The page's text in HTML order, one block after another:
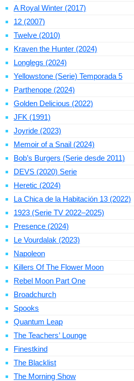
A Royal Winter (2017)
12 (2007)
Twelve (2010)
Kraven the Hunter (2024)
Longlegs (2024)
Yellowstone (Serie) Temporada 5
Parthenope (2024)
Golden Delicious (2022)
JFK (1991)
Joyride (2023)
Memoir of a Snail (2024)
Bob’s Burgers (Serie desde 2011)
DEVS (2020) Serie
Heretic (2024)
La Chica de la Habitación 13 (2022)
1923 (Serie TV 2022–2025)
Presence (2024)
Le Vourdalak (2023)
Napoleon
Killers Of The Flower Moon
Rebel Moon Part One
Broadchurch
Spooks
Quantum Leap
The Teachers’ Lounge
Finestkind
The Blacklist
The Morning Show